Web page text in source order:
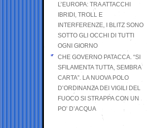
L’EUROPA: TRA ATTACCHI
IBRIDI, TROLL E
INTERFERENZE, I BLITZ SONO
SOTTO GLI OCCHI DI TUTTI
OGNI GIORNO
CHE GOVERNO PATACCA. “SI
SFILAMENTA TUTTA, SEMBRA
CARTA”. LA NUOVA POLO
D’ORDINANZA DEI VIGILI DEL
FUOCO SI STRAPPA CON UN
PO’ D’ACQUA